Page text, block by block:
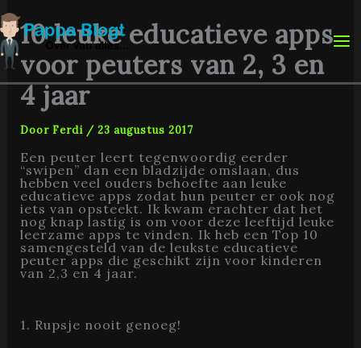
naar
de
inhoud
10 leuke educatieve apps
voor peuters van 2, 3 en
4 jaar
Door Ferdi / 23 augustus 2017
Een peuter leert tegenwoordig eerder
“swipen” dan een bladzijde omslaan, dus
hebben veel ouders behoefte aan leuke
educatieve apps zodat hun peuter er ook nog
iets van opsteekt. Ik kwam erachter dat het
nog knap lastig is om voor deze leeftijd leuke
leerzame apps te vinden. Ik heb een Top 10
samengesteld van de leukste educatieve
peuter apps die geschikt zijn voor kinderen
van 2,3 en 4 jaar.
1. Rupsje nooit genoeg!